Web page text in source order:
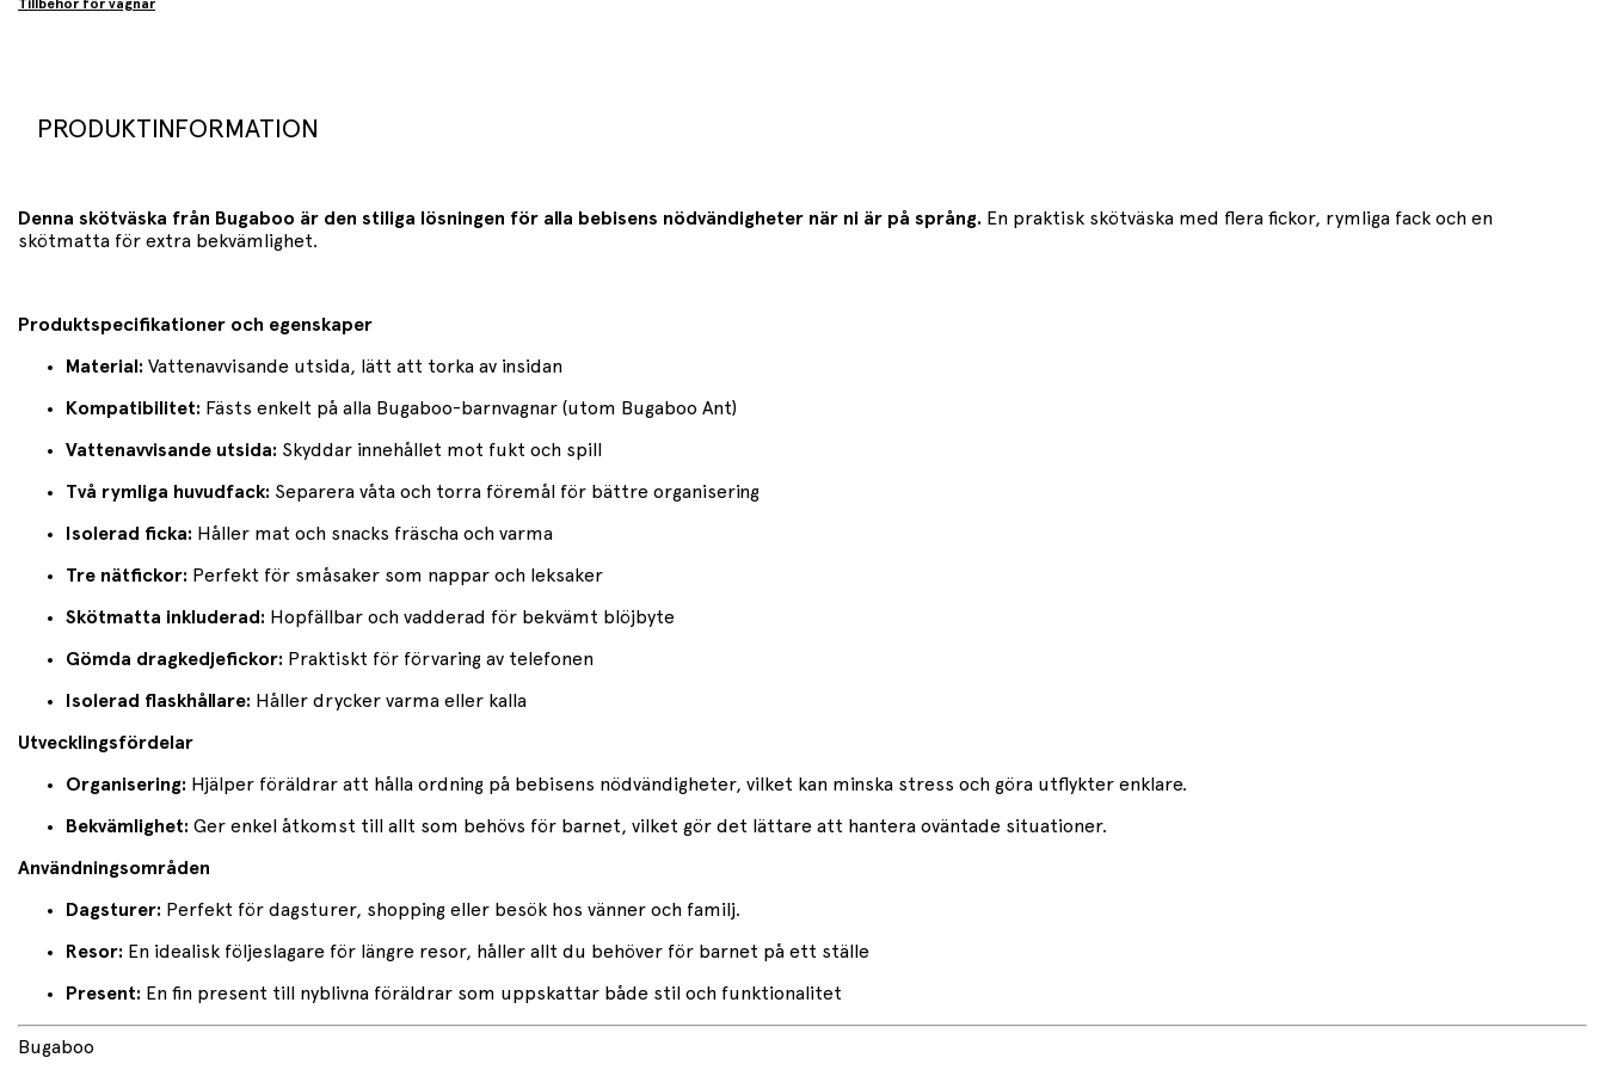
Tillbehör för vagnar
PRODUKTINFORMATION
Denna skötväska från Bugaboo är den stiliga lösningen för alla bebisens nödvändigheter när ni är på språng. En praktisk skötväska med flera fickor, rymliga fack och en
skötmatta för extra bekvämlighet.
Produktspecifikationer och egenskaper
Material: Vattenavvisande utsida, lätt att torka av insidan
Kompatibilitet: Fästs enkelt på alla Bugaboo-barnvagnar (utom Bugaboo Ant)
Vattenavvisande utsida: Skyddar innehållet mot fukt och spill
Två rymliga huvudfack: Separera våta och torra föremål för bättre organisering
Isolerad ficka: Håller mat och snacks fräscha och varma
Tre nätfickor: Perfekt för småsaker som nappar och leksaker
Skötmatta inkluderad: Hopfällbar och vadderad för bekvämt blöjbyte
Gömda dragkedjefickor: Praktiskt för förvaring av telefonen
Isolerad flaskhållare: Håller drycker varma eller kalla
Utvecklingsfördelar
Organisering: Hjälper föräldrar att hålla ordning på bebisens nödvändigheter, vilket kan minska stress och göra utflykter enklare.
Bekvämlighet: Ger enkel åtkomst till allt som behövs för barnet, vilket gör det lättare att hantera oväntade situationer.
Användningsområden
Dagsturer: Perfekt för dagsturer, shopping eller besök hos vänner och familj.
Resor: En idealisk följeslagare för längre resor, håller allt du behöver för barnet på ett ställe
Present: En fin present till nyblivna föräldrar som uppskattar både stil och funktionalitet
Bugaboo